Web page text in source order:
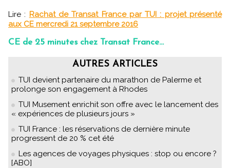
Lire : Rachat de Transat France par TUI : projet présenté
aux CE mercredi 21 septembre 2016
CE de 25 minutes chez Transat France...
AUTRES ARTICLES
TUI devient partenaire du marathon de Palerme et
prolonge son engagement à Rhodes
TUI Musement enrichit son offre avec le lancement des
« expériences de plusieurs jours »
TUI France : les réservations de dernière minute
progressent de 20 % cet été
Les agences de voyages physiques : stop ou encore ?
[ABO]